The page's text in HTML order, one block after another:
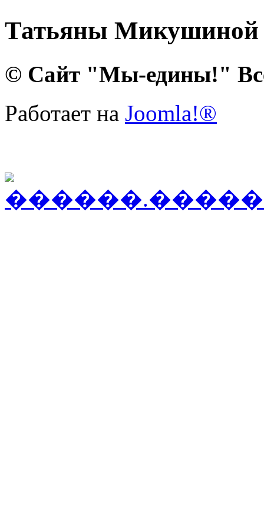
Татьяны Микушиной
© Сайт "Мы-едины!"
Работает на Joomla!®